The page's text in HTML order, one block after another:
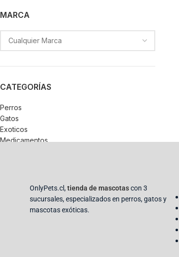
MARCA
CATEGORÍAS
Perros
Gatos
Exoticos
Medicamentos
OnlyPets.cl,tienda de mascotascon 3
sucursales, especializados en perros, gatos y
mascotas exóticas.